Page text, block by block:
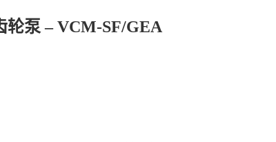
轮泵 – VCM-SF/GEA